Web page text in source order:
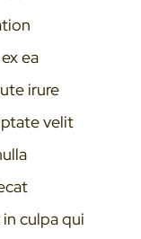
ea
irure
velit
culpa qui